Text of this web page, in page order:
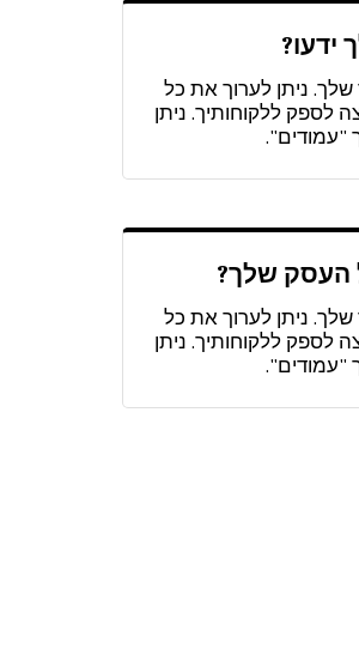
ניתן לערוך את כל
ללקוחותיך. ניתן
"עמודים".
העסק שלך?
ניתן לערוך את כל
ללקוחותיך. ניתן
"עמודים".